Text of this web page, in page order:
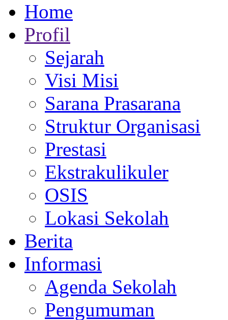
Home
Profil
Sejarah
Visi Misi
Sarana Prasarana
Struktur Organisasi
Prestasi
Ekstrakulikuler
OSIS
Lokasi Sekolah
Berita
Informasi
Agenda Sekolah
Pengumuman